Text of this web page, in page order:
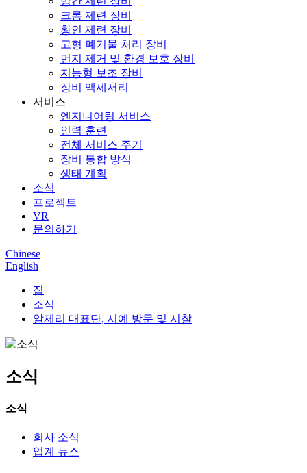
크롬 제련 장비
황인 제련 장비
고형 폐기물 처리 장비
먼지 제거 및 환경 보호 장비
지능형 보조 장비
장비 액세서리
서비스
엔지니어링 서비스
인력 훈련
전체 서비스 주기
장비 통합 방식
생태 계획
소식
프로젝트
VR
문의하기
Chinese
English
집
소식
알제리 대표단, 시예 방문 및 시찰
소식
소식
회사 소식
업계 뉴스